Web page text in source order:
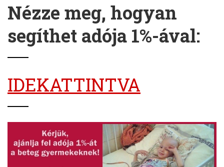
Nézze meg, hogyan
segíthet adója 1%-ával:
IDEKATTINTVA